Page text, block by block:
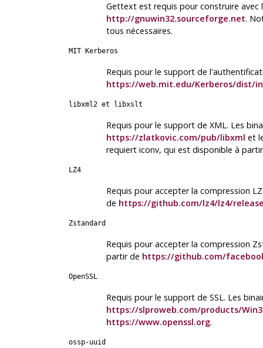
Gettext est requis pour construire
http://gnuwin32.sourceforge.net.
tous nécessaires.
MIT Kerberos
Requis pour le support de
https://web.mit.edu/Kerberos/dist/
libxml2et libxslt
Requis pour le support de XML. Les
https://zlatkovic.com/pub/libxml et
requiert iconv, qui est disponible à
LZ4
Requis pour accepter la compression
de https://github.com/lz4/lz4/
Zstandard
Requis pour accepter la compression
partir de https://github.com/
OpenSSL
Requis pour le support de SSL. Les
https://slproweb.com/products/
https://www.openssl.org.
ossp-uuid